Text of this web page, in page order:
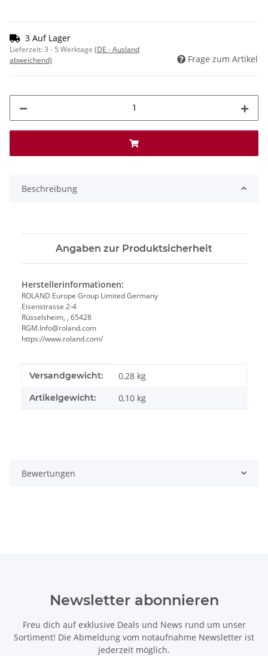
3 Auf Lager
Lieferzeit:3 - 5 Werktage (DE - Ausland
abweichend)
Frage zum Artikel
Beschreibung
Angaben zur Produktsicherheit
Herstellerinformationen:
ROLAND Europe Group Limited Germany
Eisenstrasse 2-4
Rüsselsheim, , 65428
RGM.Info@roland.com
https://www.roland.com/
Produkteigenschaft
Wert
Versandgewicht: 0,28 kg
Artikelgewicht: 0,10 kg
Bewertungen
Newsletter abonnieren
Freu dich auf exklusive Deals und News rund um unser
Sortiment! Die Abmeldung vom notaufnahme Newsletter ist
jederzeit möglich.